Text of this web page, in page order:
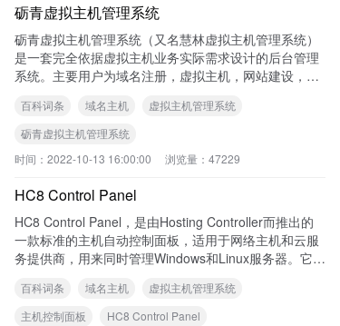
间、邮箱系统、文件系统、数据库、流量统计等,随着互
联网技术的不断发展,虚拟主机管理系统也越来越完善,
越来越自动化，客户已经可以自主开通、管理域名、虚
拟主机，升级和续费等业务，简化了客户和虚拟主机提
供商的工作量，极大的提高了工作效率,给买卖双方都带
来极大方便。
砺青虚拟主机管理系统
砺青虚拟主机管理系统（又名慧林虚拟主机管理系统）
是一套完全依据虚拟主机业务实际需求设计的后台管理
系统。主要用户为域名注册，虚拟主机，网站建设，搜
务器集群在线管理，系统菜单及业务品种管理，用户管
理，订单管理，资金管理，域名实时注册及自助解析、
系统作为国内的虚拟主机管理系统的一线品牌，以其出
目前已在 河北省网通、新网互联、中国数据 国内著名I
DC企业中成功稳定运行,每天支撑几十万客户的域名主
机管理业务。
百科词条 域名主机
虚拟主机管理系统
砺青虚拟主机管理系统
时间： 2022-10-13 16:00:00 浏览量： 47229
HC8 Control Panel
HC8 Control Panel，是由Hosting Controller而推出的
一款标准的主机自动控制面板，适用于网络主机和云服
务提供商，用来同时管理Windows和Linux服务器。它具
在一起的可定制的自动登录程序。
百科词条 域名主机
虚拟主机管理系统
主机控制面板
HC8 Control Panel